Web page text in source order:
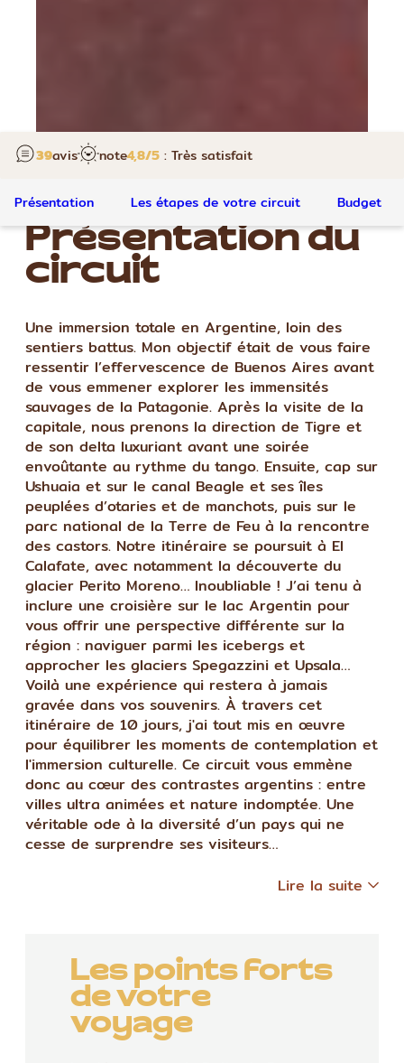
Présentation Les étapes de votre circuit Budget
39avis note4,8/5 : Très satisfait
Présentation du
circuit
Une immersion totale en Argentine, loin des
sentiers battus. Mon objectif était de vous faire
ressentir l’effervescence de Buenos Aires avant
de vous emmener explorer les immensités
sauvages de la Patagonie. Après la visite de la
capitale, nous prenons la direction de Tigre et
de son delta luxuriant avant une soirée
envoûtante au rythme du tango. Ensuite, cap sur
Ushuaia et sur le canal Beagle et ses îles
peuplées d’otaries et de manchots, puis sur le
parc national de la Terre de Feu à la rencontre
des castors. Notre itinéraire se poursuit à El
Calafate, avec notamment la découverte du
glacier Perito Moreno… Inoubliable ! J’ai tenu à
inclure une croisière sur le lac Argentin pour
vous offrir une perspective différente sur la
région : naviguer parmi les icebergs et
approcher les glaciers Spegazzini et Upsala…
Voilà une expérience qui restera à jamais
gravée dans vos souvenirs. À travers cet
itinéraire de 10 jours, j'ai tout mis en œuvre
pour équilibrer les moments de contemplation et
l'immersion culturelle. Ce circuit vous emmène
donc au cœur des contrastes argentins : entre
villes ultra animées et nature indomptée. Une
véritable ode à la diversité d’un pays qui ne
cesse de surprendre ses visiteurs…
Lire la suite
Les points forts
de votre
voyage